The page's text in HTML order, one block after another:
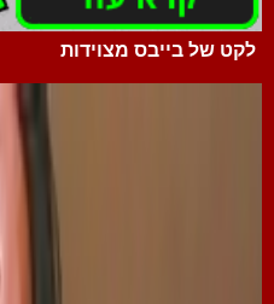
לקט של בייבס מצוידות